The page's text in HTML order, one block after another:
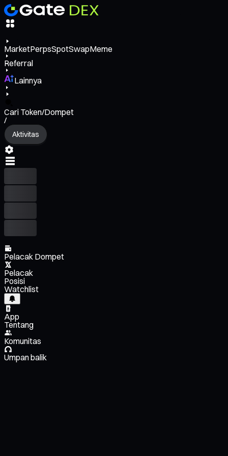
MarketPerpsSpotSwapMeme
Referral
Lainnya
Cari Token/Dompet
/
Aktivitas
Pelacak Dompet
Pelacak
Posisi
Watchlist
App
Tentang
Komunitas
Umpan balik